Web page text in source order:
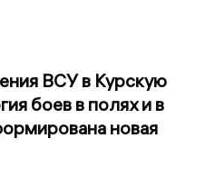
ВСУ в Курскую
боев в полях и в
новая